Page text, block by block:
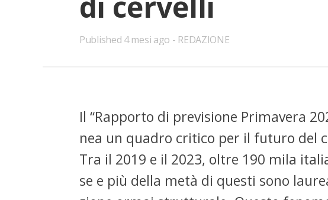
Published 4 mesi ago REDAZIONE
Il “Rap­por­to di pre­vi­sio­ne Pri­ma­ve­ra
nea un qua­dro cri­ti­co per il fu­tu­ro del
Tra il 2019 e il 2023, ol­tre 190 mila
se e più del­la metà di que­sti sono